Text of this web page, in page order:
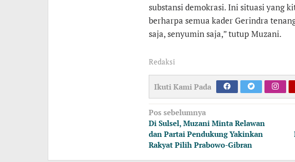
substansi demokrasi. Ini situasi yang
berharpa semua kader Gerindra
saja, senyumin saja,” tutup Muzani.
Redaksi
Ikuti Kami Pada
Navigasi
pos
Pos sebelumnya
Di Sulsel, Muzani Minta Relawan
dan Partai Pendukung Yakinkan
Rakyat Pilih Prabowo-Gibran